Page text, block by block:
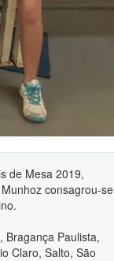
de Mesa 2019,
consagrou-se
Bragança Paulista,
Claro, Salto, São